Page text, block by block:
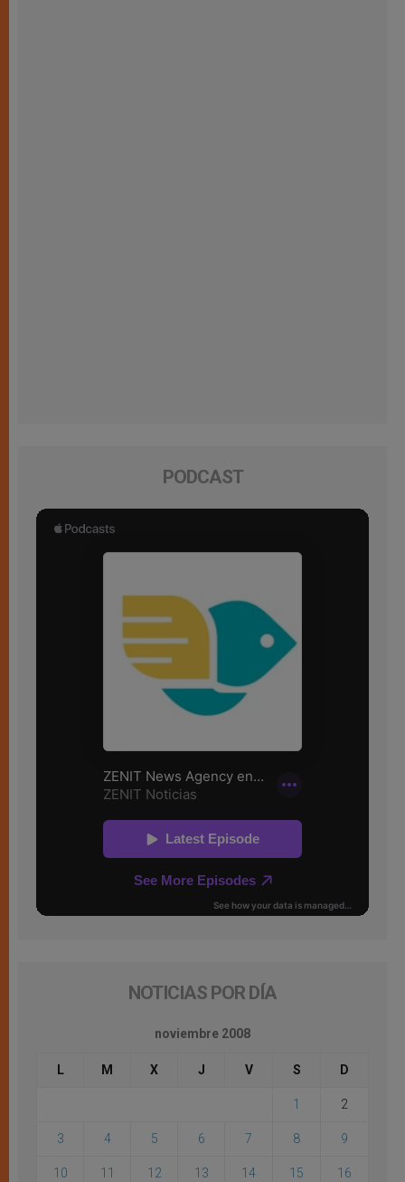
PODCAST
NOTICIAS POR DÍA
noviembre 2008
L M X J V S D
1 2
3 4 5 6 7 8 9
10 11 12 13 14 15 16